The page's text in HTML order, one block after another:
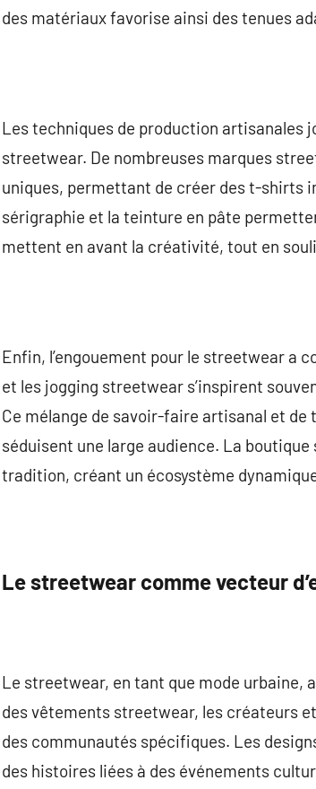
des matériaux favorise ainsi des tenues
Les techniques de production artisanales
streetwear. De nombreuses marques
uniques, permettant de créer des t-shirts
sérigraphie et la teinture en pâte
mettent en avant la créativité, tout en
Enfin, l’engouement pour le streetwear a
et les jogging streetwear s’inspirent
Ce mélange de savoir-faire artisanal et
séduisent une large audience. La
tradition, créant un écosystème
Le streetwear comme vecteur
Le streetwear, en tant que mode urbaine,
des vêtements streetwear, les créateurs
des communautés spécifiques. Les
des histoires liées à des événements